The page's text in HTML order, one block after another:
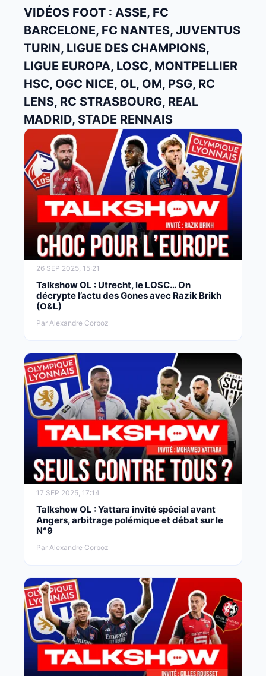
VIDÉOS FOOT : ASSE, FC
BARCELONE, FC NANTES, JUVENTUS
TURIN, LIGUE DES CHAMPIONS,
LIGUE EUROPA, LOSC, MONTPELLIER
HSC, OGC NICE, OL, OM, PSG, RC
LENS, RC STRASBOURG, REAL
MADRID, STADE RENNAIS
26 SEP 2025, 15:21
Talkshow OL : Utrecht, le LOSC… On
décrypte l’actu des Gones avec Razik Brikh
(O&L)
Par Alexandre Corboz
17 SEP 2025, 17:14
Talkshow OL : Yattara invité spécial avant
Angers, arbitrage polémique et débat sur le
N°9
Par Alexandre Corboz